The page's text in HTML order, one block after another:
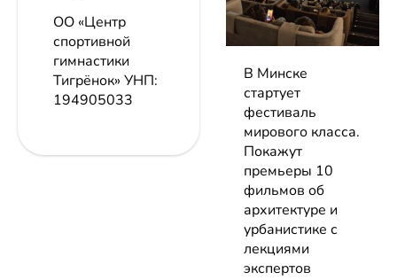
ОО «Центр
спортивной
гимнастики
Тигрёнок» УНП:
194905033
В Минске
стартует
фестиваль
мирового класса.
Покажут
премьеры 10
фильмов об
архитектуре и
урбанистике с
лекциями
экспертов